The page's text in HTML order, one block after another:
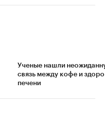
Ученые нашли
связь между кофе и
печени